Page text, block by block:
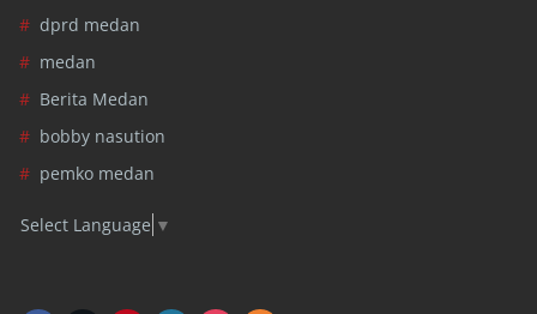
dprd medan
medan
Berita Medan
bobby nasution
pemko medan
Select Language ▼